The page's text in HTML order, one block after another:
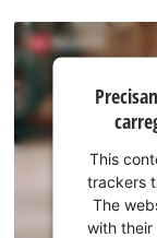
Precisamos do
consentimento
para carregar o
serviço
Youtube!
This
trackers
The
with their